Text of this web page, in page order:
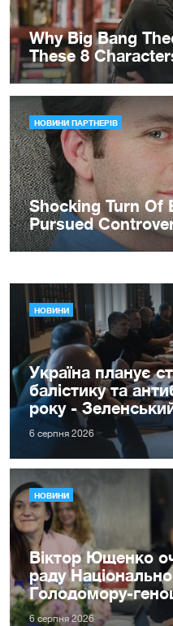
НОВИНИ
Україна планує
балістику та
року -
6 серпня 2026
НОВИНИ
Віктор Ющенко
раду
Голодомору-
6 серпня 2026